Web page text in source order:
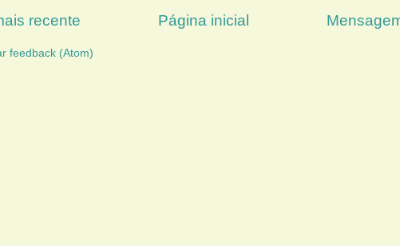
recente Página inicial
feedback (Atom)